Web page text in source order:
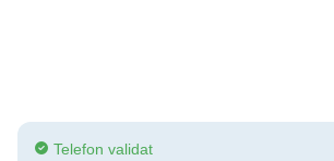
Telefon validat